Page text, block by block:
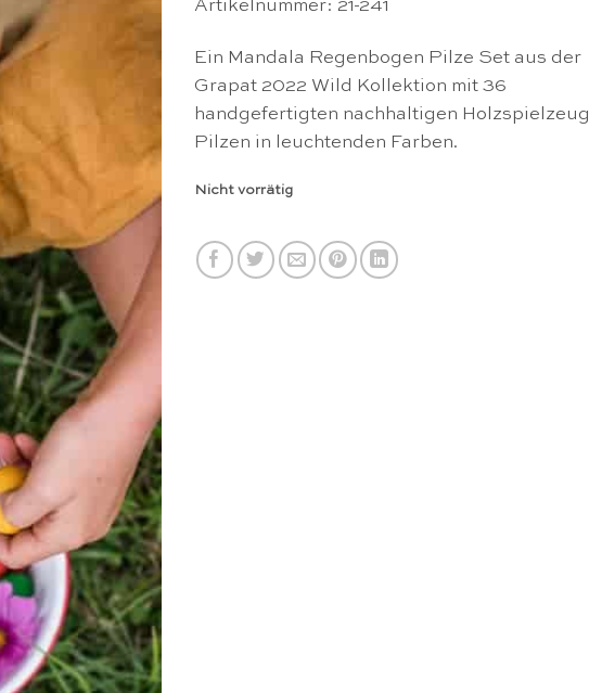
Artikelnummer: 21-241
Ein Mandala Regenbogen Pilze Set aus der
Grapat 2022 Wild Kollektion mit 36
handgefertigten nachhaltigen Holzspielzeug
Pilzen in leuchtenden Farben.
Nicht vorrätig